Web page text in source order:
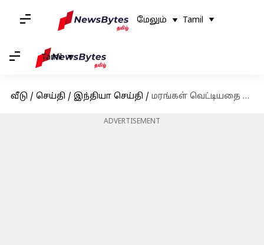
மேலும் Tamil
Tamil
வீடு / செய்தி / இந்தியா செய்தி / மரங்கள் வெட்டியதை தட்டிக்கேட்ட தலித் வாலிபரின் அந்தரங்க உறுப்பு வெட்டப்பட்ட சம்பவம்
ADVERTISEMENT